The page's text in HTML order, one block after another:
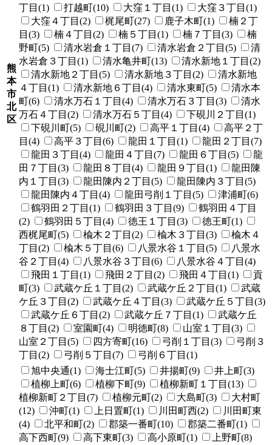
熊
本
市
北
区
丁目(1)
打越町(10) 大窪１丁目(1)
大窪３丁目(1)
大窪４丁目(2)
梶尾町(27) 鹿子木町(1)
楠２丁
目(3)
楠４丁目(2) 楠５丁目(1) 楠７丁目(3)
楠
野町(5)
清水岩倉１丁目(7) 清水岩倉２丁目(5)
清
水岩倉３丁目(1)
清水亀井町(13)
清水新地１丁目(2)
清水新地２丁目(5)
清水新地３丁目(2)
清水新地
４丁目(1)
清水新地６丁目(4) 清水東町(5)
清水本
町(6)
清水万石１丁目(4) 清水万石３丁目(3)
清水
万石４丁目(2)
清水万石５丁目(4)
下硯川２丁目(1)
下硯川町(5)
硯川町(2) 高平１丁目(4)
高平２丁
目(4)
高平３丁目(6) 龍田１丁目(1)
龍田２丁目(7)
龍田３丁目(4)
龍田４丁目(7) 龍田６丁目(5)
龍
田７丁目(3)
龍田８丁目(4) 龍田９丁目(1)
龍田陳
内１丁目(3)
龍田陳内２丁目(5)
龍田陳内３丁目(5)
龍田陳内４丁目(4)
龍田弓削１丁目(5)
津浦町(6)
鶴羽田２丁目(1)
鶴羽田３丁目(9)
鶴羽田４丁目
(2)
鶴羽田５丁目(4) 徳王１丁目(3)
徳王町(1)
西梶尾町(5)
楡木２丁目(2) 楡木３丁目(3)
楡木４
丁目(2)
楡木５丁目(6) 八景水谷１丁目(5)
八景水
谷２丁目(4)
八景水谷３丁目(6)
八景水谷４丁目(4)
飛田１丁目(1)
飛田２丁目(2) 飛田４丁目(1)
貢
町(3)
武蔵ケ丘１丁目(2) 武蔵ケ丘２丁目(1)
武蔵
ケ丘３丁目(2)
武蔵ケ丘４丁目(3)
武蔵ケ丘５丁目(3)
武蔵ケ丘６丁目(2)
武蔵ケ丘７丁目(1)
武蔵ケ丘
８丁目(2)
室園町(4) 明徳町(8)
山室１丁目(3)
山室２丁目(5)
四方寄町(16) 弓削１丁目(3)
弓削３
丁目(2)
弓削５丁目(7) 弓削６丁目(1)
旭中央通(1) 海士江町(5) 井揚町(9)
井上町(3)
植柳上町(6)
植柳下町(9)
植柳新町１丁目(13)
植柳新町２丁目(7)
植柳元町(2) 大島町(3)
大村町
(12)
沖町(1) 上日置町(1) 川田町西(2)
川田町東
(4)
北平和町(2) 郡築一番町(10)
郡築二番町(1)
高下西町(9)
高下東町(3) 高小原町(1)
上野町(8)